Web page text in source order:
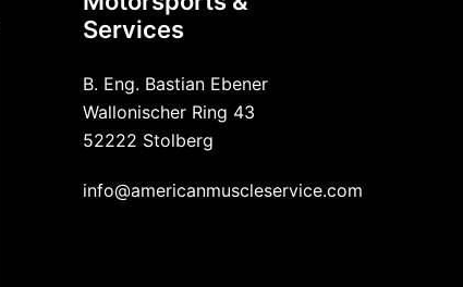
Services
B. Eng. Bastian Ebener
Wallonischer Ring 43
52222 Stolberg
info@americanmuscleservice.com